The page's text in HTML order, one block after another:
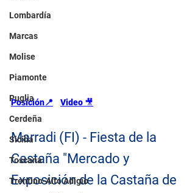
Lombardía
Marcas
Molise
Piamonte
Puglia
Cerdeña
Sicilia
Toscana
Trentino-Alto Adigio
Posición📍 Video 🎥
Marradi (FI) - Fiesta de la
Castaña "Mercado y
Exposición de la Castaña de